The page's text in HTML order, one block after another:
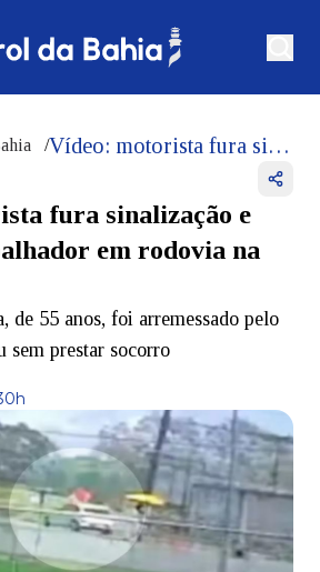
/ Vídeo: motorista fura sinalização e atropela trabalhador em rodovia na Bahia
fura sinalização e
em rodovia na
de 55 anos, foi arremessado pelo
sem prestar socorro